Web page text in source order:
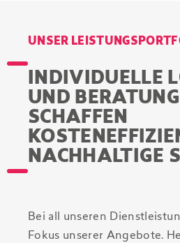
UNSER
INDIVIDUELLE
UND BERATUNG
SCHAFFEN
NACHHALTIGE
Bei all unseren
Fokus unserer Angebote.